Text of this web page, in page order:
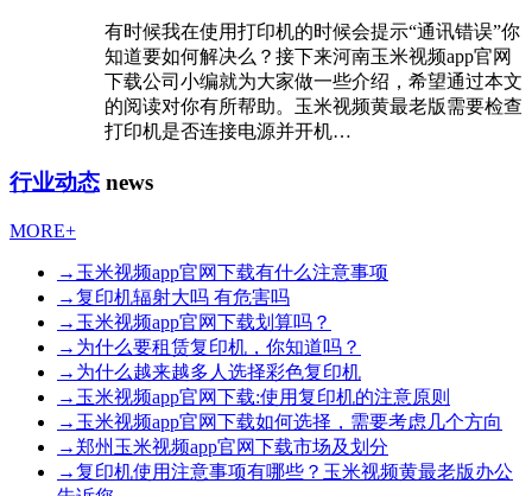
有时候我在使用打印机的时候会提示“通讯错误”你
知道要如何解决么？接下来河南玉米视频app官网
下载公司小编就为大家做一些介绍，希望通过本文
的阅读对你有所帮助。玉米视频黄最老版需要检查
打印机是否连接电源并开机…
行业动态 news
MORE+
→ 玉米视频app官网下载有什么注意事项
→复印机辐射大吗 有危害吗
→ 玉米视频app官网下载划算吗？
→ 为什么要租赁复印机，你知道吗？
→ 为什么越来越多人选择彩色复印机
→ 玉米视频app官网下载:使用复印机的注意原则
→ 玉米视频app官网下载如何选择，需要考虑几个方向
→郑州玉米视频app官网下载市场及划分
→复印机使用注意事项有哪些？玉米视频黄最老版办公